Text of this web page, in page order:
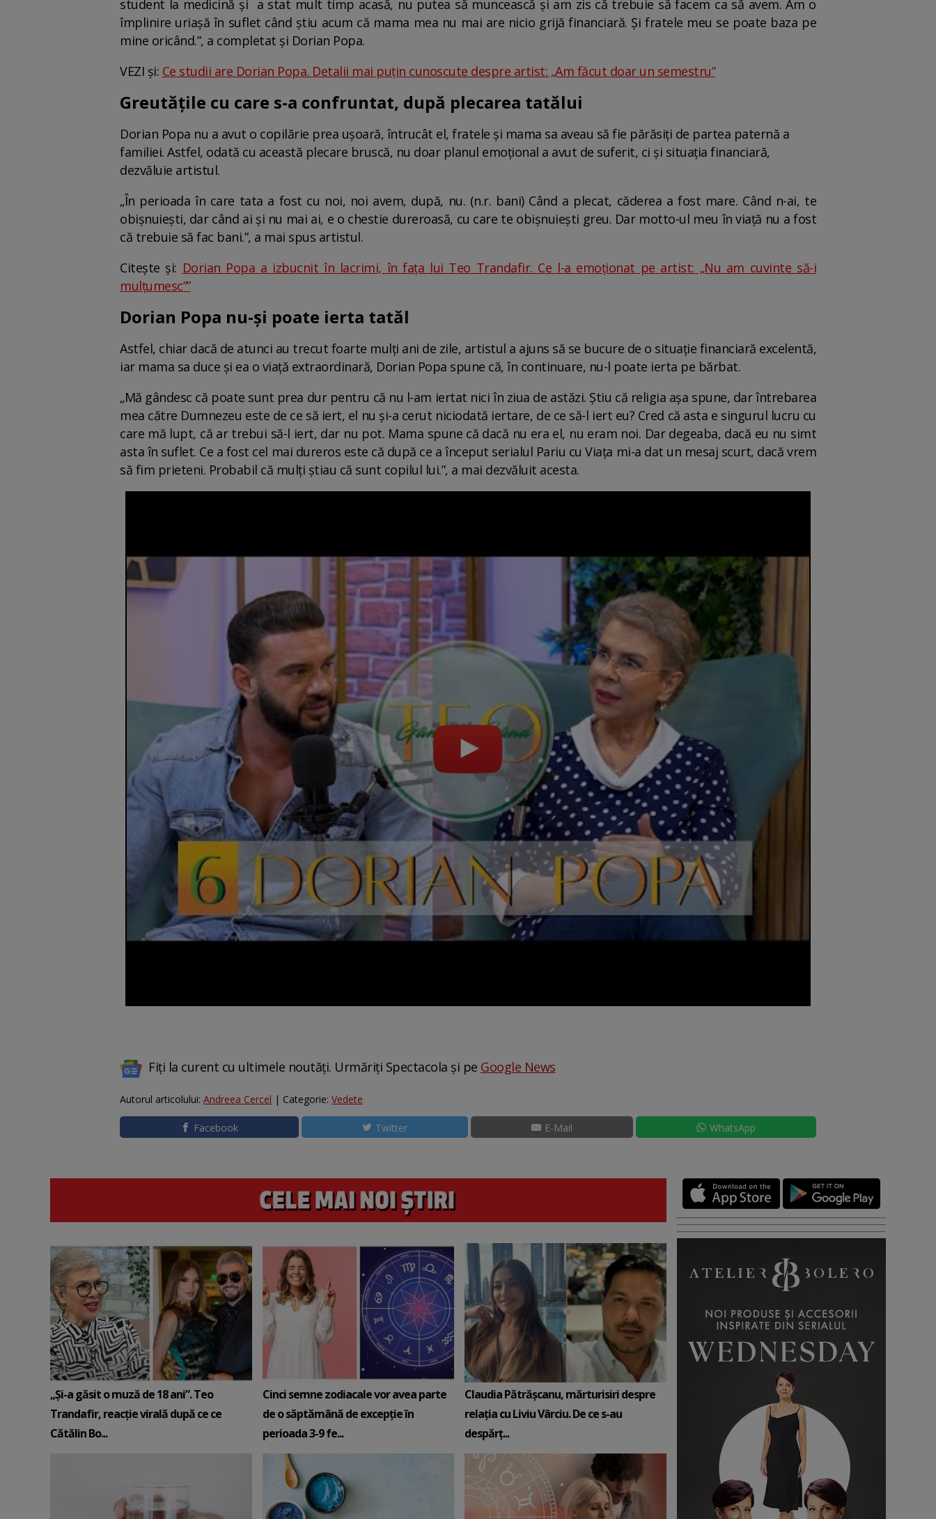
student la medicină și a stat mult timp acasă, nu putea să muncească și am zis că trebuie să facem ca să avem. Am o
împlinire uriașă în suflet când știu acum că mama mea nu mai are nicio grijă financiară. Și fratele meu se poate baza pe
mine oricând.”, a completat și Dorian Popa.
VEZI și: Ce studii are Dorian Popa. Detalii mai puțin cunoscute despre artist: „Am făcut doar un semestru”
Greutățile cu care s-a confruntat, după plecarea tatălui
Dorian Popa nu a avut o copilărie prea ușoară, întrucât el, fratele și mama sa aveau să fie părăsiți de partea paternă a
familiei. Astfel, odată cu această plecare bruscă, nu doar planul emoțional a avut de suferit, ci și situația financiară,
dezvăluie artistul.
„În perioada în care tata a fost cu noi, noi avem, după, nu. (n.r. bani) Când a plecat, căderea a fost mare. Când n-ai, te
obișnuiești, dar când ai și nu mai ai, e o chestie dureroasă, cu care te obișnuiești greu. Dar motto-ul meu în viață nu a fost
că trebuie să fac bani.”, a mai spus artistul.
Citește și: Dorian Popa a izbucnit în lacrimi, în fața lui Teo Trandafir. Ce l-a emoționat pe artist: „Nu am cuvinte să-i
mulțumesc””
Dorian Popa nu-și poate ierta tatăl
Astfel, chiar dacă de atunci au trecut foarte mulți ani de zile, artistul a ajuns să se bucure de o situație financiară excelentă,
iar mama sa duce și ea o viață extraordinară, Dorian Popa spune că, în continuare, nu-l poate ierta pe bărbat.
„Mă gândesc că poate sunt prea dur pentru că nu l-am iertat nici în ziua de astăzi. Știu că religia așa spune, dar întrebarea
mea către Dumnezeu este de ce să iert, el nu și-a cerut niciodată iertare, de ce să-l iert eu? Cred că asta e singurul lucru cu
care mă lupt, că ar trebui să-l iert, dar nu pot. Mama spune că dacă nu era el, nu eram noi. Dar degeaba, dacă eu nu simt
asta în suflet. Ce a fost cel mai dureros este că după ce a început serialul Pariu cu Viața mi-a dat un mesaj scurt, dacă vrem
să fim prieteni. Probabil că mulți știau că sunt copilul lui.”, a mai dezvăluit acesta.
Fiți la curent cu ultimele noutăți. Urmăriți Spectacola și pe Google News
Autorul articolului: Andreea Cercel | Categorie: Vedete
Facebook Twitter E-Mail WhatsApp
„Și-a găsit o muză de 18 ani”. Teo
Trandafir, reacție virală după ce ce
Cătălin Bo...
Cinci semne zodiacale vor avea parte
de o săptămână de excepție în
perioada 3-9 fe...
Claudia Pătrășcanu, mărturisiri despre
relația cu Liviu Vârciu. De ce s-au
despărț...